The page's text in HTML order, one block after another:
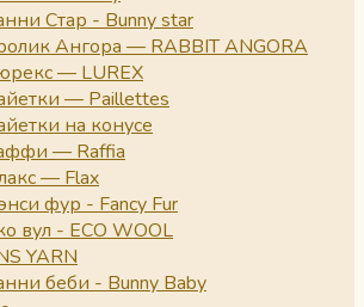
Стар - Bunny star
Ангора — RABBIT ANGORA
— LUREX
— Paillettes
на конусе
— Raffia
— Flax
фур - Fancy Fur
вул - ECO WOOL
YARN
беби - Bunny Baby